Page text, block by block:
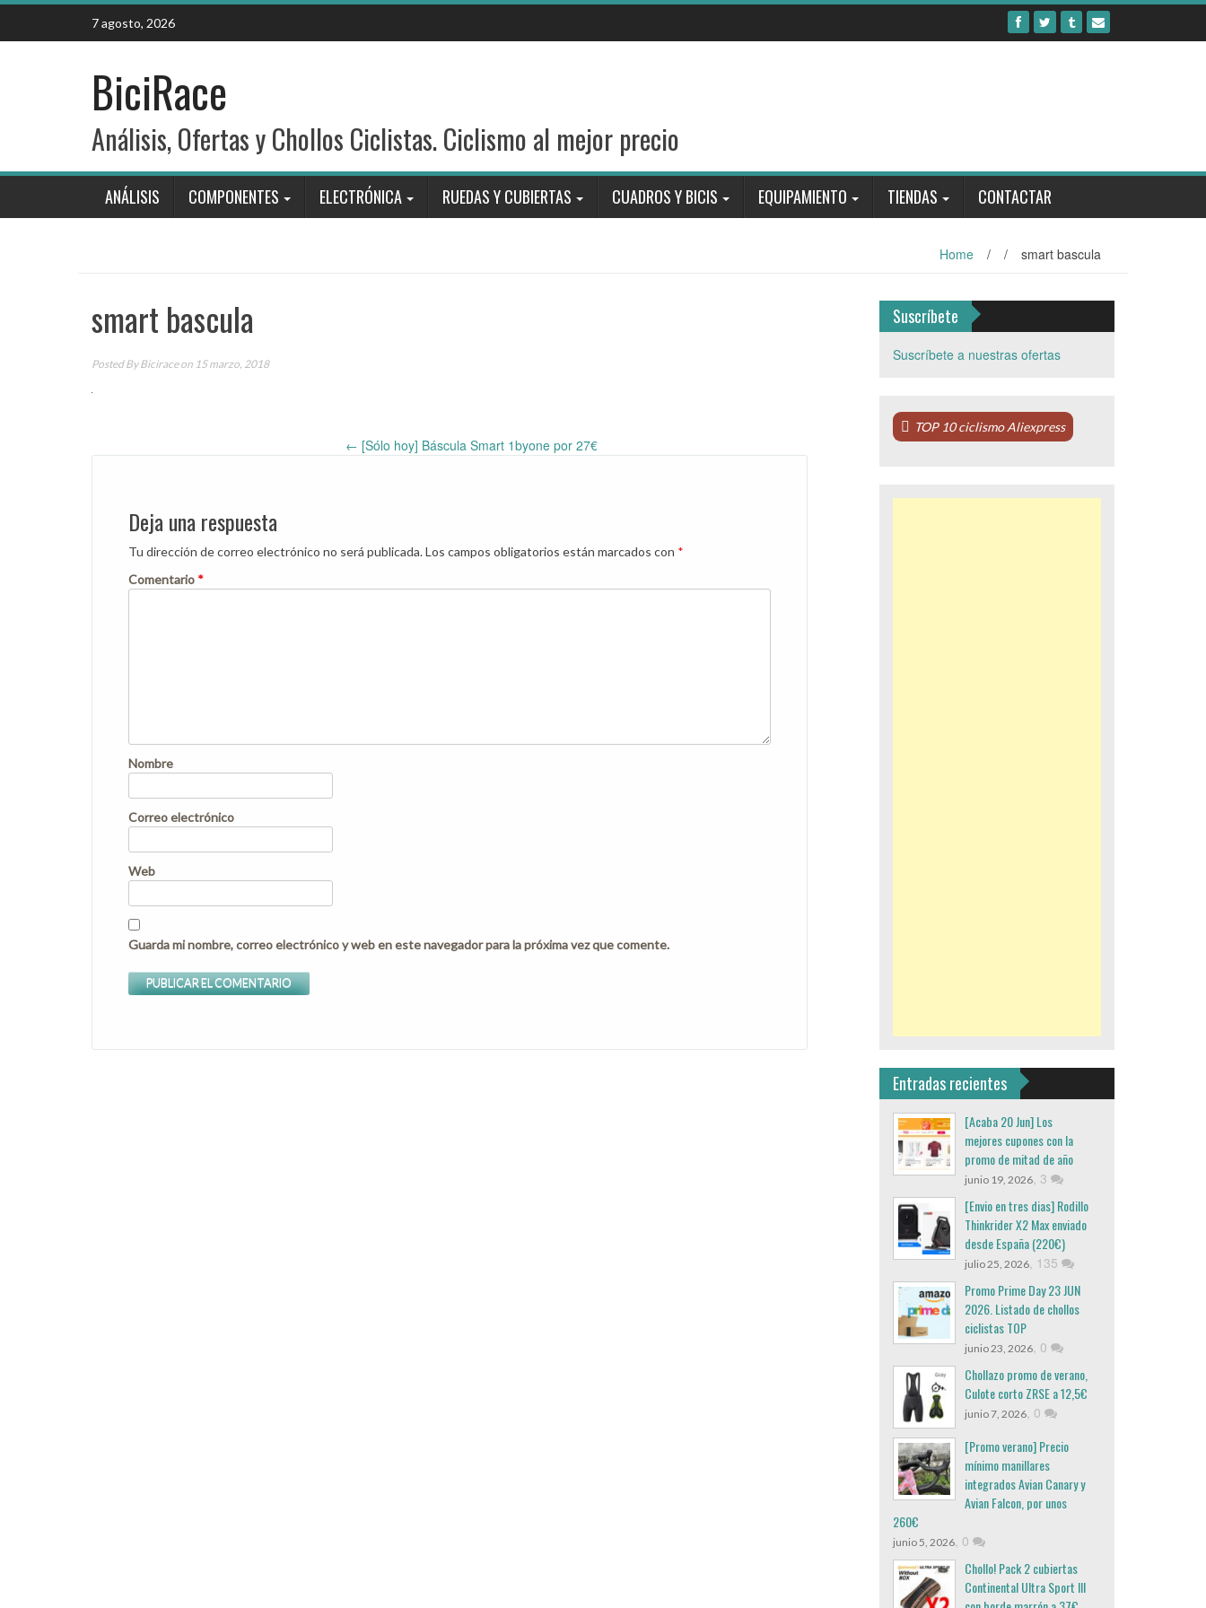
Skip
content
7 agosto, 2026
BiciRace
Análisis, Ofertas y Chollos Ciclistas. Ciclismo al mejor precio
ANÁLISIS COMPONENTES ELECTRÓNICA RUEDAS Y CUBIERTAS CUADROS Y BICIS EQUIPAMIENTO TIENDAS CONTACTAR
Home / / smart bascula
smart bascula
Posted ByBiciraceon 15 marzo, 2018
Post
navigation
← [Sólo hoy] Báscula Smart 1byone por 27€
Deja una respuesta
Tu dirección de correo electrónico no será publicada.Los campos obligatorios están marcados con *
Comentario *
Nombre
Correo electrónico
Web
Guarda mi nombre, correo electrónico y web en este navegador para la próxima vez que comente.
Suscríbete
Suscríbete a nuestras ofertas
TOP 10 ciclismo Aliexpress
Entradas recientes
[Acaba 20 Jun] Los
mejores cupones con la
promo de mitad de año
junio 19, 2026, 3
[Envio en tres dias] Rodillo
Thinkrider X2 Max enviado
desde España (220€)
julio 25, 2026, 135
Promo Prime Day 23 JUN
2026. Listado de chollos
ciclistas TOP
junio 23, 2026, 0
Chollazo promo de verano,
Culote corto ZRSE a 12,5€
junio 7, 2026, 0
[Promo verano] Precio
mínimo manillares
integrados Avian Canary y
Avian Falcon, por unos
260€
junio 5, 2026, 0
Chollo! Pack 2 cubiertas
Continental Ultra Sport III